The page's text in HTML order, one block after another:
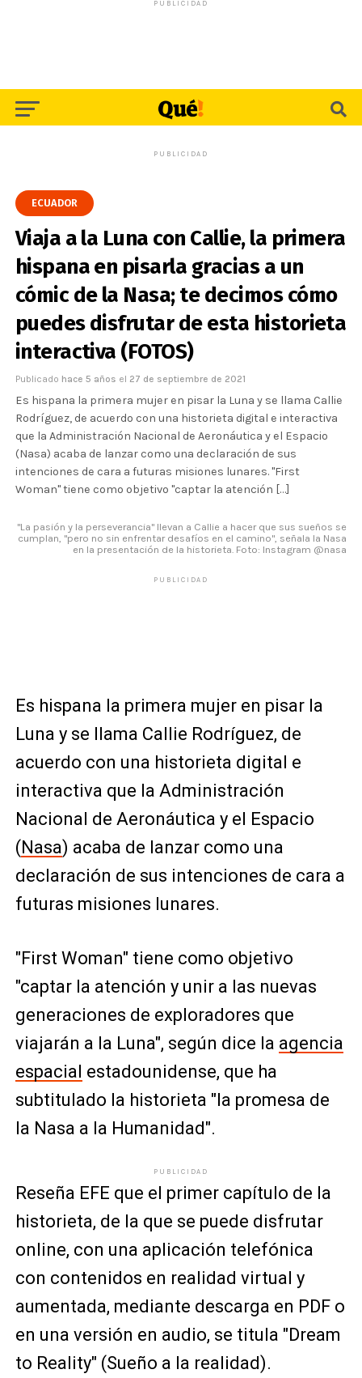
PUBLICIDAD
PUBLICIDAD
ECUADOR
Viaja a la Luna con Callie, la primera
hispana en pisarla gracias a un
cómic de la Nasa; te decimos cómo
puedes disfrutar de esta historieta
interactiva (FOTOS)
Publicado hace 5 años el 27 de septiembre de 2021
Es hispana la primera mujer en pisar la Luna y se llama Callie
Rodríguez, de acuerdo con una historieta digital e interactiva
que la Administración Nacional de Aeronáutica y el Espacio
(Nasa) acaba de lanzar como una declaración de sus
intenciones de cara a futuras misiones lunares. "First
Woman" tiene como objetivo "captar la atención […]
"La pasión y la perseverancia" llevan a Callie a hacer que sus sueños se
cumplan, "pero no sin enfrentar desafíos en el camino", señala la Nasa
en la presentación de la historieta. Foto: Instagram @nasa
PUBLICIDAD
Es hispana la primera mujer en pisar la
Luna y se llama Callie Rodríguez, de
acuerdo con una historieta digital e
interactiva que la Administración
Nacional de Aeronáutica y el Espacio
(Nasa) acaba de lanzar como una
declaración de sus intenciones de cara a
futuras misiones lunares.
"First Woman" tiene como objetivo
"captar la atención y unir a las nuevas
generaciones de exploradores que
viajarán a la Luna", según dice la agencia
espacial estadounidense, que ha
subtitulado la historieta "la promesa de
la Nasa a la Humanidad".
PUBLICIDAD
Reseña EFE que el primer capítulo de la
historieta, de la que se puede disfrutar
online, con una aplicación telefónica
con contenidos en realidad virtual y
aumentada, mediante descarga en PDF o
en una versión en audio, se titula "Dream
to Reality" (Sueño a la realidad).